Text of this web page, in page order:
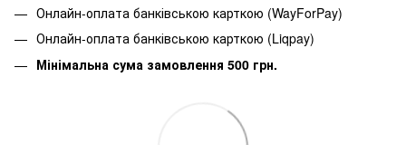
Онлайн-оплата банківською карткою (WayForPay)
Онлайн-оплата банківською карткою (Liqpay)
Мінімальна сума замовлення 500 грн.